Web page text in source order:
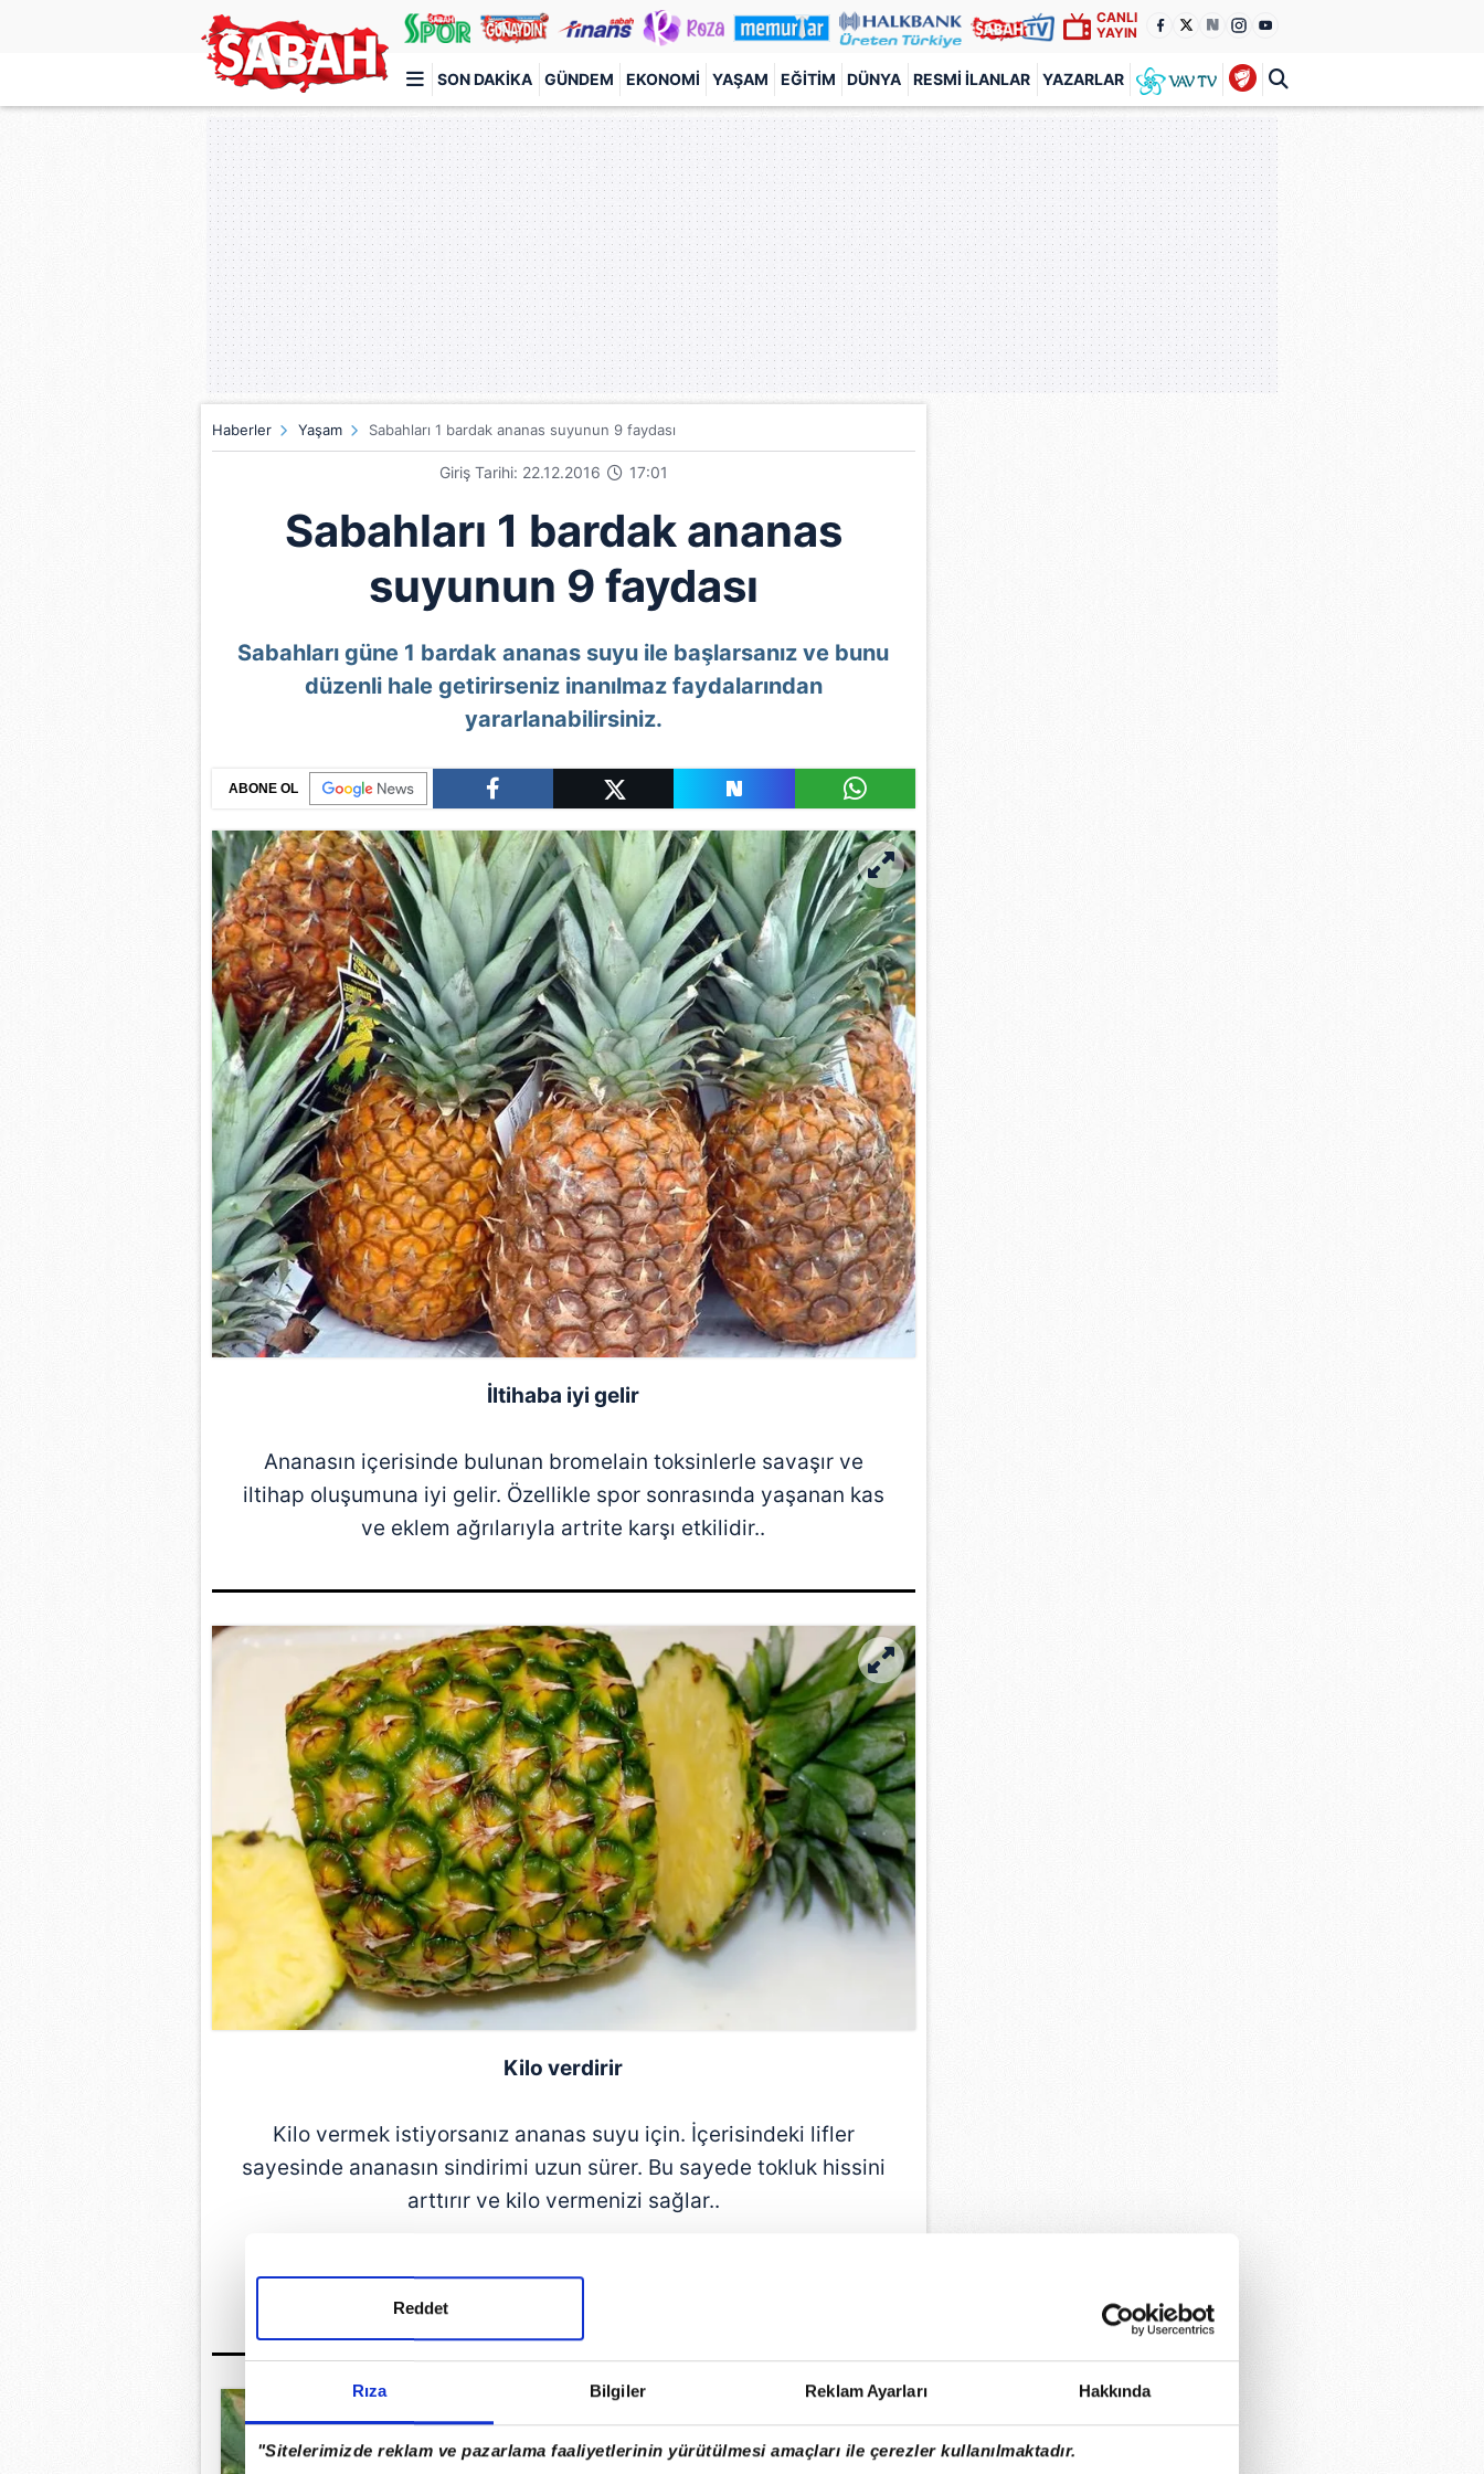
Rıza Bilgiler Reklam Ayarları Hakkında
"Sitelerimizde reklam ve pazarlama faaliyetlerinin yürütülmesi amaçları ile çerezler kullanılmaktadır.
Reddet
CANLI
YAYIN
SON DAKIKA GÜNDEM EKONOMI YAŞAM EĞITIM DÜNYA RESMI İLANLAR YAZARLAR
Türkiye'nin en iyi haber sitesi
Haberler Yaşam Sabahları 1 bardak ananas suyunun 9 faydası
Giriş Tarihi: 22.12.2016 17:01
Sabahları 1 bardak ananas
suyunun 9 faydası
Sabahları güne 1 bardak ananas suyu ile başlarsanız ve bunu
düzenli hale getirirseniz inanılmaz faydalarından
yararlanabilirsiniz.
ABONE OL
İltihaba iyi gelir
Ananasın içerisinde bulunan bromelain toksinlerle savaşır ve
iltihap oluşumuna iyi gelir. Özellikle spor sonrasında yaşanan kas
ve eklem ağrılarıyla artrite karşı etkilidir..
Kilo verdirir
Kilo vermek istiyorsanız ananas suyu için. İçerisindeki lifler
sayesinde ananasın sindirimi uzun sürer. Bu sayede tokluk hissini
arttırır ve kilo vermenizi sağlar..
GÜNÜN EN ÖNEMLİ MANŞETLERİ İÇİN TIKLAYIN